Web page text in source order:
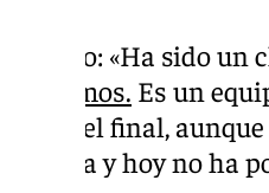
Partido: «Ha sido un
veníamos. Es un
hasta el final,
intenta y hoy no ha